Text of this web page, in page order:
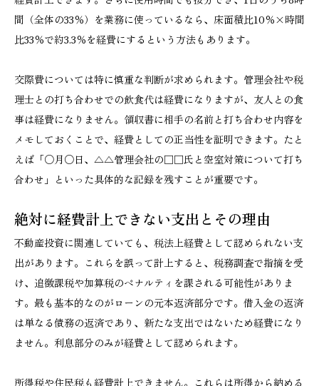
間（全体の33％）を業務に使っているなら、床面積比10％×時間
比33％で約3.3％を経費にするという方法もあります。
交際費については特に慎重な判断が求められます。管理会社や税
理士との打ち合わせでの飲食代は経費になりますが、友人との食
事は経費になりません。領収書に相手の名前と打ち合わせ内容を
メモしておくことで、経費としての正当性を証明できます。たと
えば「○月○日、△△管理会社の□□氏と空室対策について打ち
合わせ」といった具体的な記録を残すことが重要です。
絶対に経費計上できない支出とその理由
不動産投資に関連していても、税法上経費として認められない支
出があります。これらを誤って計上すると、税務調査で指摘を受
け、追徴課税や加算税のペナルティを課される可能性がありま
す。最も基本的なのがローンの元本返済部分です。借入金の返済
は単なる債務の返済であり、新たな支出ではないため経費になり
ません。利息部分のみが経費として認められます。
所得税や住民税も経費計上できません。これらは所得から納める